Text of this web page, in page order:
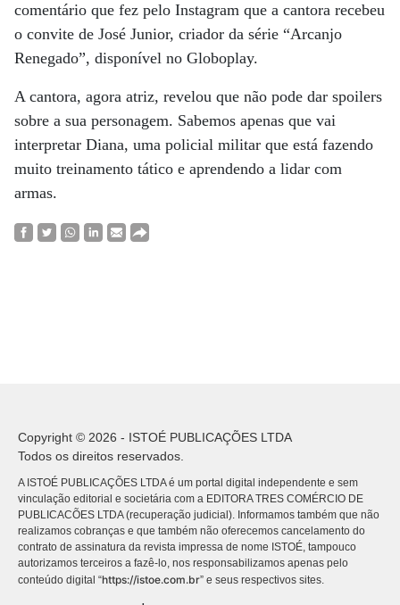
comentário que fez pelo Instagram que a cantora recebeu
o convite de José Junior, criador da série “Arcanjo
Renegado”, disponível no Globoplay.
A cantora, agora atriz, revelou que não pode dar spoilers
sobre a sua personagem. Sabemos apenas que vai
interpretar Diana, uma policial militar que está fazendo
muito treinamento tático e aprendendo a lidar com
armas.
Copyright © 2026 - ISTOÉ PUBLICAÇÕES LTDA
Todos os direitos reservados.
A ISTOÉ PUBLICAÇÕES LTDA é um portal digital independente e sem
vinculação editorial e societária com a EDITORA TRES COMÉRCIO DE
PUBLICACÕES LTDA (recuperação judicial). Informamos também que não
realizamos cobranças e que também não oferecemos cancelamento do
contrato de assinatura da revista impressa de nome ISTOÉ, tampouco
autorizamos terceiros a fazê-lo, nos responsabilizamos apenas pelo
conteúdo digital “https://istoe.com.br” e seus respectivos sites.